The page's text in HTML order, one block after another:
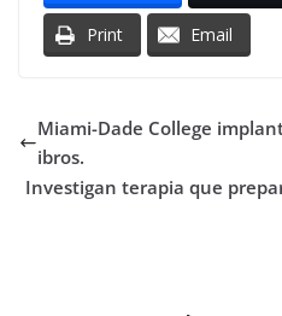
Print Email
Miami-Dade College
ibros.
Investigan terapia que